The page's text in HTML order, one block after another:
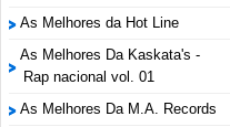
As Melhores da Hot Line
As Melhores Da Kaskata's -
Rap nacional vol. 01
As Melhores Da M.A. Records